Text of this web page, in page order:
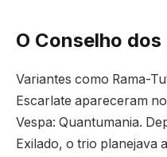
O Conselho
Variantes como Rama-
Escarlate apareceram
Vespa: Quantumania.
Exilado, o trio planejava